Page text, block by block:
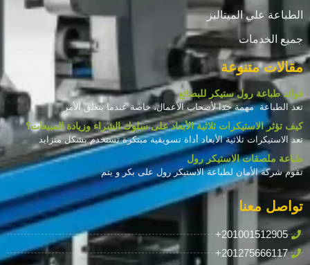
الطباعة علي الميتاليز
جميع الخدمات
مقالات متنوعة
فوائد طباعة رول ستيكر للبضائع
تعد الطباعة مهمة جدا لأصحاب الأعمال، خاصة عندما يتعلق الأمر
كيف تؤثر الاستيكرات ثلاثية الأبعاد على سلوك الشراء وزيادة المبيعات؟
تعد الاستيكرات ثلاثية الأبعاد أداة تسويقية مبتكرة تستخدم بشكل متزايد
طباعة ملصقات الاستيكر رول
تقوم شركة الأمان لطباعة الاستيكر رول على بكر و يتم
تواصل معنا
+201001512905
+201275666117